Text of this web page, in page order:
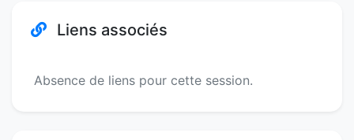
Liens associés
Absence de liens pour cette session.